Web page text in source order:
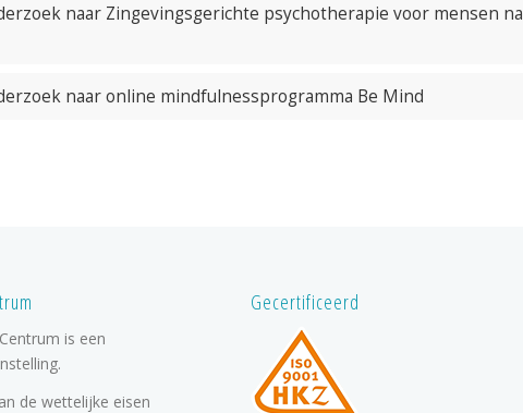
naar Zingevingsgerichte psychotherapie voor mensen na
naar online mindfulnessprogramma Be Mind
is een
de wettelijke eisen
Gecertificeerd